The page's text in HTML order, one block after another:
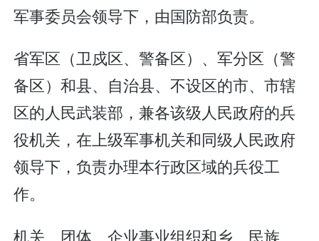
军事委员会领导下，由国防部负责。
省军区（卫戍区、警备区）、军分区（警
备区）和县、自治县、不设区的市、市辖
区的人民武装部，兼各该级人民政府的兵
役机关，在上级军事机关和同级人民政府
领导下，负责办理本行政区域的兵役工
作。
机关、团体、企业事业组织和乡、民族